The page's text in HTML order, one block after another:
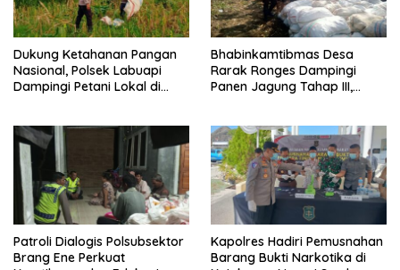
Dukung Ketahanan Pangan
Nasional, Polsek Labuapi
Dampingi Petani Lokal di
Bhabinkamtibmas Desa
Rarak Ronges Dampingi
Panen Jagung Tahap III,
Patroli Dialogis Polsubsektor
Brang Ene Perkuat
Kapolres Hadiri Pemusnahan
Barang Bukti Narkotika di